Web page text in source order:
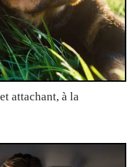
attachant, à la